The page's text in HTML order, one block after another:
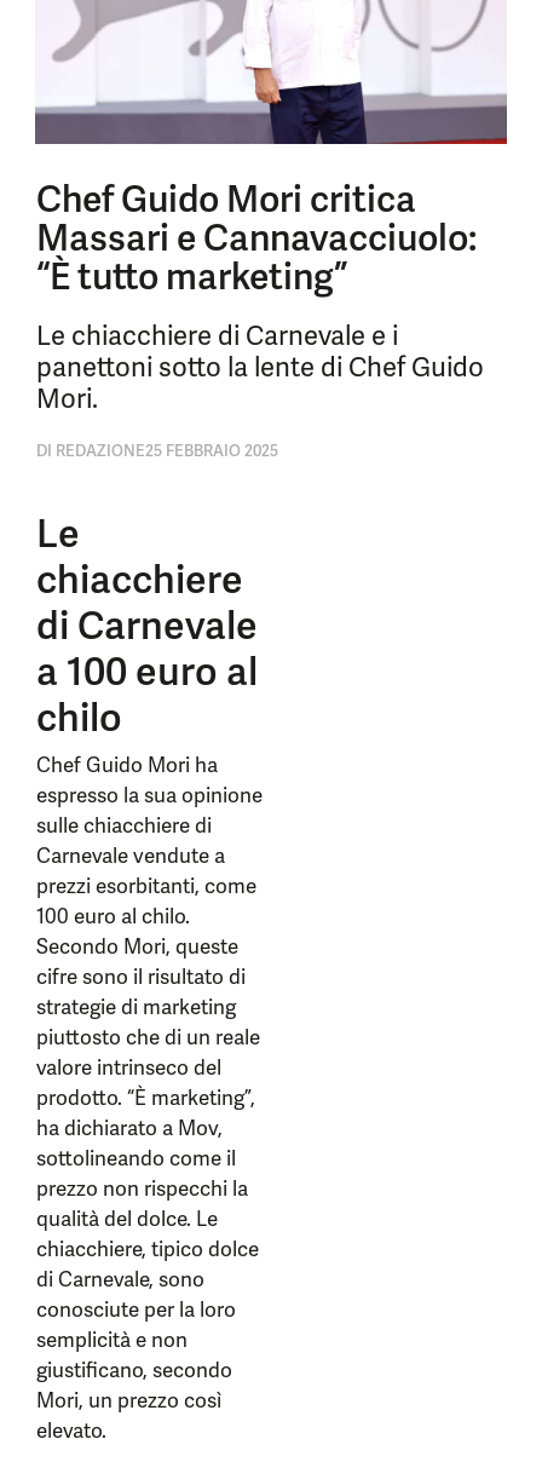
Chef Guido Mori critica
Massari e Cannavacciuolo:
“È tutto marketing”
Le chiacchiere di Carnevale e i
panettoni sotto la lente di Chef Guido
Mori.
DI REDAZIONE25 FEBBRAIO 2025
Le
chiacchiere
di Carnevale
a 100 euro al
chilo
Chef Guido Mori ha
espresso la sua opinione
sulle chiacchiere di
Carnevale vendute a
prezzi esorbitanti, come
100 euro al chilo.
Secondo Mori, queste
cifre sono il risultato di
strategie di marketing
piuttosto che di un reale
valore intrinseco del
prodotto. “È marketing”,
ha dichiarato a Mov,
sottolineando come il
prezzo non rispecchi la
qualità del dolce. Le
chiacchiere, tipico dolce
di Carnevale, sono
conosciute per la loro
semplicità e non
giustificano, secondo
Mori, un prezzo così
elevato.